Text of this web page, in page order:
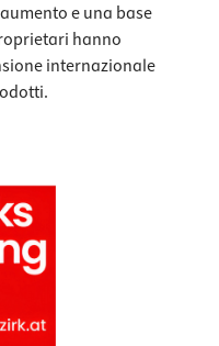
e una base
hanno
internazionale